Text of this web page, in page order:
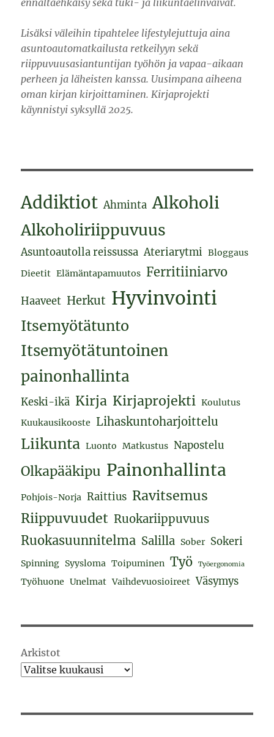
Lisäksi väleihin tipahtelee lifestylejuttuja aina
asuntoautomatkailusta retkeilyyn sekä
riippuvuusasiantuntijan työhön ja vapaa-aikaan
perheen ja läheisten kanssa. Uusimpana aiheena
oman kirjan kirjoittaminen. Kirjaprojekti
käynnistyi syksyllä 2025.
Addiktiot Ahminta Alkoholi
Alkoholiriippuvuus
Asuntoautolla reissussa Ateriarytmi Bloggaus
Dieetit Elämäntapamuutos Ferritiiniarvo
Haaveet Herkut Hyvinvointi
Itsemyötätunto
Itsemyötätuntoinen
painonhallinta
Keski-ikä Kirja Kirjaprojekti Koulutus
Kuukausikooste
Lihaskuntoharjoittelu
Liikunta Luonto Matkustus Napostelu
Olkapääkipu Painonhallinta
Pohjois-Norja Raittius Ravitsemus
Riippuvuudet Ruokariippuvuus
Ruokasuunnitelma Salilla Sober Sokeri
Spinning Syysloma Toipuminen Työ Työergonomia
Työhuone Unelmat Vaihdevuosioireet Väsymys
Arkistot